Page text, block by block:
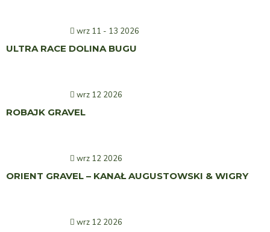
wrz 11 - 13 2026
ULTRA RACE DOLINA BUGU
wrz 12 2026
ROBAJK GRAVEL
wrz 12 2026
ORIENT GRAVEL – KANAŁ AUGUSTOWSKI & WIGRY
wrz 12 2026